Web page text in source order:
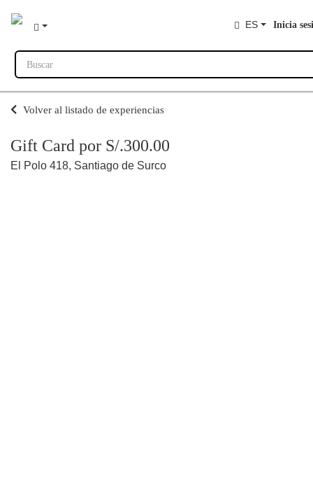
ES Inicia
Buscar
Volver al listado de experiencias
Gift Card por S/.300.00
El Polo 418, Santiago de Surco